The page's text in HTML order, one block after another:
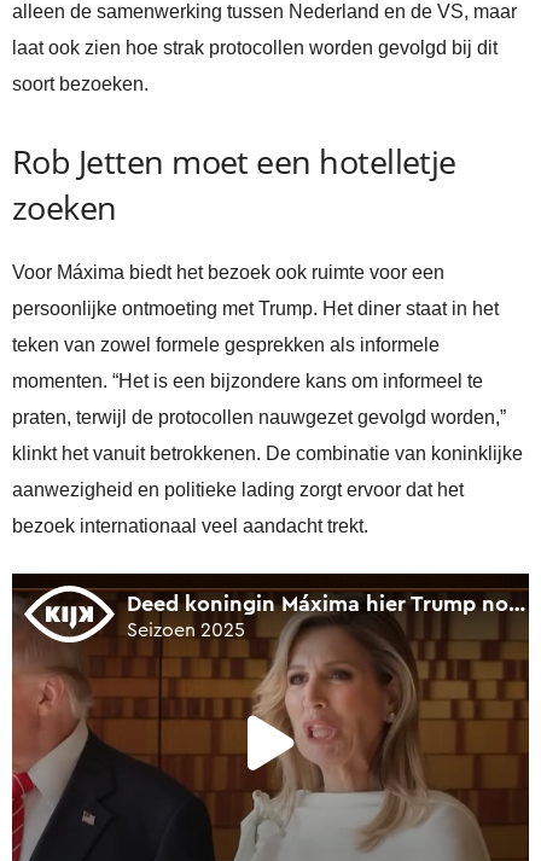
alleen de samenwerking tussen Nederland en de VS, maar
laat ook zien hoe strak protocollen worden gevolgd bij dit
soort bezoeken.
Rob Jetten moet een hotelletje
zoeken
Voor Máxima biedt het bezoek ook ruimte voor een
persoonlijke ontmoeting met Trump. Het diner staat in het
teken van zowel formele gesprekken als informele
momenten. “Het is een bijzondere kans om informeel te
praten, terwijl de protocollen nauwgezet gevolgd worden,”
klinkt het vanuit betrokkenen. De combinatie van koninklijke
aanwezigheid en politieke lading zorgt ervoor dat het
bezoek internationaal veel aandacht trekt.